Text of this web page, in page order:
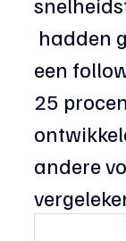
hadden
een
25
andere